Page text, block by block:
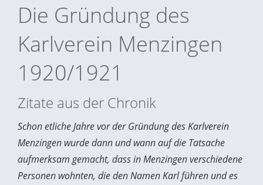
Die Gründung des
Karlverein Menzingen
1920/1921
Zitate aus der Chronik
Schon etliche Jahre vor der Gründung des Karlverein
Menzingen wurde dann und wann auf die Tatsache
aufmerksam gemacht, dass in Menzingen verschiedene
Personen wohnten, die den Namen Karl führen und es